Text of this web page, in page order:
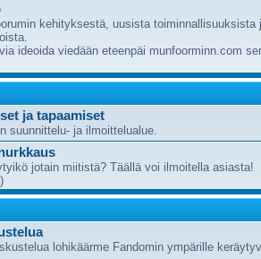
kehityksestä, uusista toiminnallisuuksista
ideoida viedään eteenpäi munfoorminn.com
ja tapaamiset
suunnittelu- ja ilmoittelualue.
jotain miitistä? Täällä voi ilmoitella asiasta!
lohikäärme Fandomin ympärille